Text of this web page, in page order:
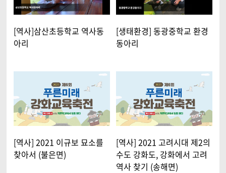
[역사]삼산초등학교 역사동
아리
[생태환경] 동광중학교 환경
동아리
[역사] 2021 이규보 묘소를
찾아서 (불은면)
[역사] 2021 고려시대 제2의
수도 강화도, 강화에서 고려
역사 찾기 (송해면)